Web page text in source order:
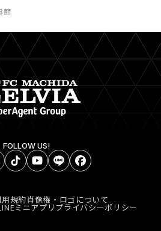
節
FOLLOW US!
規約肖像権・ロゴについて
ミニアプリプライバシーポリシー